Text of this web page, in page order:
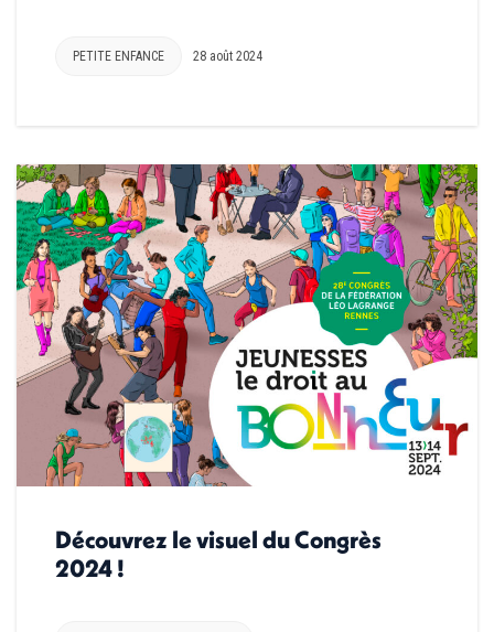
PETITE ENFANCE 28 août 2024
Découvrez le visuel du Congrès
2024 !